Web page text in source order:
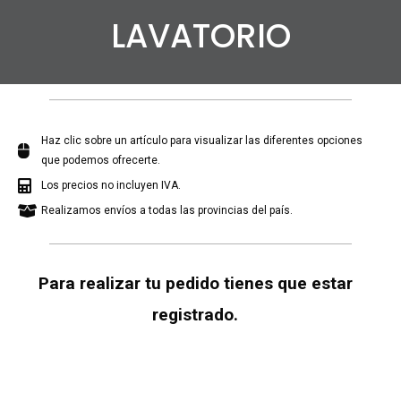
LAVATORIO
Haz clic sobre un artículo para visualizar las diferentes opciones
que podemos ofrecerte.
Los precios no incluyen IVA.
Realizamos envíos a todas las provincias del país.
Para realizar tu pedido tienes que estar
registrado.